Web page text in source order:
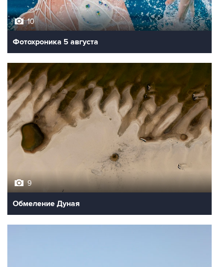
10
Фотохроника 5 августа
9
Обмеление Дуная